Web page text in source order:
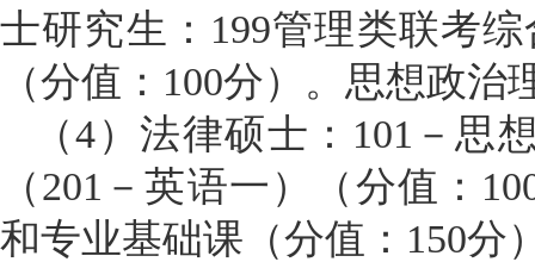
士研究生：199管理类联考
（分值：100分）。思想政
（4）法律硕士：101－思
（201－英语一）（分值：
和专业基础课（分值：150分